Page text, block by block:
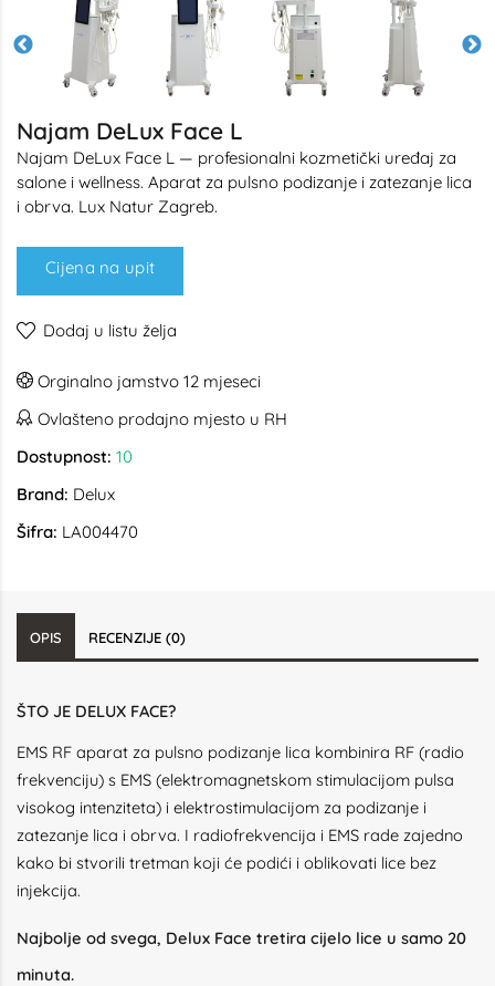
Najam DeLux Face L
Najam DeLux Face L — profesionalni kozmetički uređaj za
salone i wellness. Aparat za pulsno podizanje i zatezanje lica
i obrva. Lux Natur Zagreb.
Cijena na upit
Dodaj u listu želja
Orginalno jamstvo 12 mjeseci
Ovlašteno prodajno mjesto u RH
Dostupnost: 10
Brand: Delux
Šifra: LA004470
OPIS RECENZIJE (0)
ŠTO JE DELUX FACE?
EMS RF aparat za pulsno podizanje lica kombinira RF (radio
frekvenciju) s EMS (elektromagnetskom stimulacijom pulsa
visokog intenziteta) i elektrostimulacijom za podizanje i
zatezanje lica i obrva. I radiofrekvencija i EMS rade zajedno
kako bi stvorili tretman koji će podići i oblikovati lice bez
injekcija.
Najbolje od svega, Delux Face tretira cijelo lice u samo 20
minuta.